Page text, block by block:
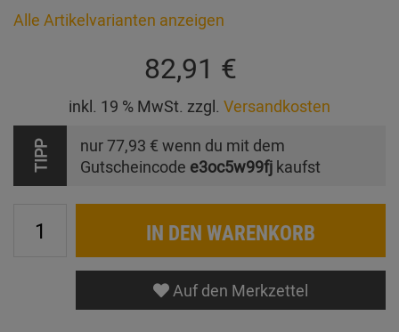
Alle Artikelvarianten anzeigen
82,91 €
inkl. 19 % MwSt. zzgl. Versandkosten
TIPP nur77,93 € wenn du mit dem
Gutscheincode e3oc5w99fj kaufst
IN DEN WARENKORB
Auf den Merkzettel